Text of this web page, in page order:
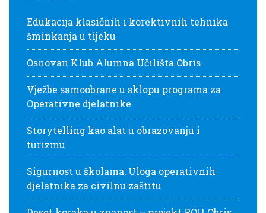
Edukacija klasičnih i korektivnih tehnika
šminkanja u tijeku
Osnovan Klub Alumna Učilišta Obris
Vježbe samoobrane u sklopu programa za
Operativne djelatnike
Storytelling kao alat u obrazovanju i
turizmu
Sigurnost u školama: Uloga operativnih
djelatnika za civilnu zaštitu